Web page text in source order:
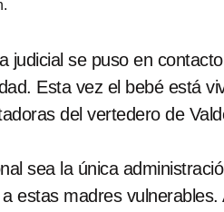
se puso en
Esta vez el bebé está
del vertedero de
sea la única
estas madres vulnerables.